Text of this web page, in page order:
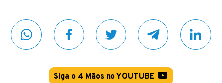
Siga o 4 Mãos no YOUTUBE